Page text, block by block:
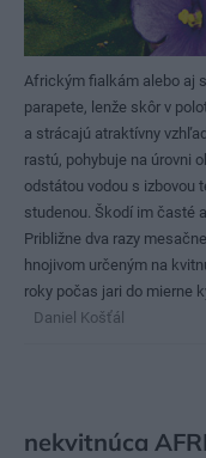
Africkým fialkám alebo aj
parapete, lenže skôr v
a strácajú atraktívny
rastú, pohybuje na úrovni
odstátou vodou s izbovou
studenou. Škodí im časté
Približne dva razy
hnojivom určeným na
roky počas jari do mierne
Daniel Košťál
nekvitnúca